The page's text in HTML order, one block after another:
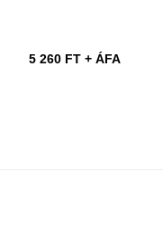
5 260 FT + ÁFA